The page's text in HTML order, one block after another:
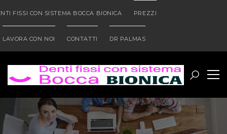
FISSI CON SISTEMA BOCCA BIONICA PREZZI
LAVORA CON NOI CONTATTI DR PALMAS